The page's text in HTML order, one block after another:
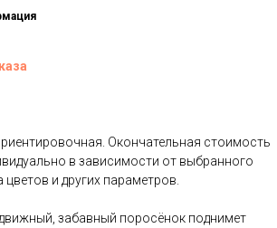
Окончательная стоимость
в зависимости от выбранного
цветов и других параметров.
забавный поросёнок поднимет